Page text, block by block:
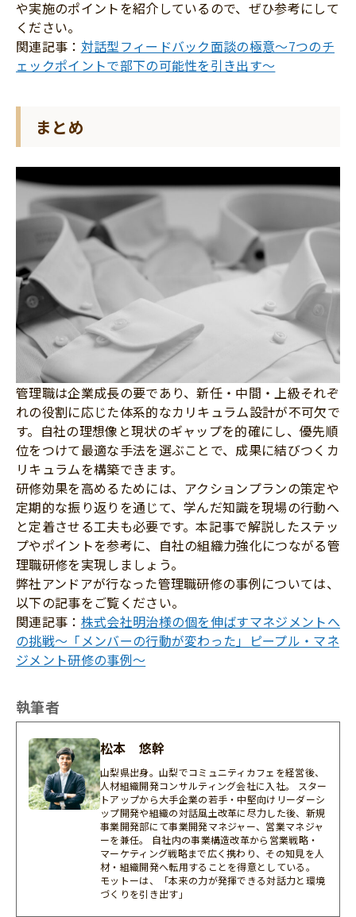
や実施のポイントを紹介しているので、ぜひ参考にして
ください。
関連記事： 対話型フィードバック面談の極意〜7つのチ
ェックポイントで部下の可能性を引き出す〜
まとめ
管理職は企業成長の要であり、新任・中間・上級それぞ
れの役割に応じた体系的なカリキュラム設計が不可欠で
す。自社の理想像と現状のギャップを的確にし、優先順
位をつけて最適な手法を選ぶことで、成果に結びつくカ
リキュラムを構築できます。
研修効果を高めるためには、アクションプランの策定や
定期的な振り返りを通じて、学んだ知識を現場の行動へ
と定着させる工夫も必要です。本記事で解説したステッ
プやポイントを参考に、自社の組織力強化につながる管
理職研修を実現しましょう。
弊社アンドアが行なった管理職研修の事例については、
以下の記事をご覧ください。
関連記事： 株式会社明治様の個を伸ばすマネジメントへ
の挑戦〜「メンバーの行動が変わった」ピープル・マネ
ジメント研修の事例〜
執筆者
松本 悠幹
山梨県出身。山梨でコミュニティカフェを経営後、
人材組織開発コンサルティング会社に入社。 スター
トアップから大手企業の若手・中堅向けリーダーシ
ップ開発や組織の対話風土改革に尽力した後、新規
事業開発部にて事業開発マネジャー、営業マネジャ
ーを兼任。 自社内の事業構造改革から営業戦略・
マーケティング戦略まで広く携わり、その知見を人
材・組織開発へ転用することを得意としている。
モットーは、「本来の力が発揮できる対話力と環境
づくりを引き出す」